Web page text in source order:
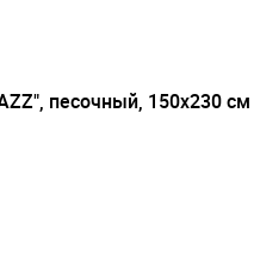
песочный, 150х230 см